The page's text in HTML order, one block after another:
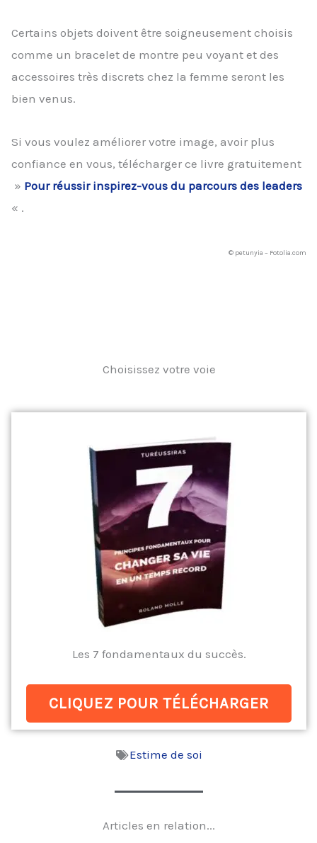
Certains objets doivent être soigneusement choisis
comme un bracelet de montre peu voyant et des
accessoires très discrets chez la femme seront les
bien venus.
Si vous voulez améliorer votre image, avoir plus
confiance en vous, télécharger ce livre gratuitement
» Pour réussir inspirez-vous du parcours des leaders
« .
© petunyia – Fotolia.com
Choisissez votre voie
Les 7 fondamentaux du succès.
CLIQUEZ POUR TÉLÉCHARGER
Estime de soi
Articles en relation...